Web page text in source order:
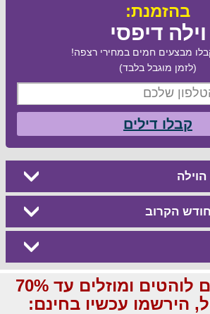
בהזמנת:
וילה דיפסי
מבצעים חמים במחירי רצפה!
(לזמן מוגבל בלבד)
קבלו דילים
הקרוב
קבלו מבצעים לוהטים ומוזלים עד 70%
הירשמו עכשיו בחינם: